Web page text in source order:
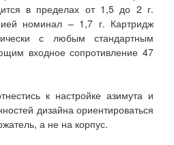
в пределах от 1,5 до 2 г.
номинал – 1,7 г. Картридж
с любым стандартным
входное сопротивление 47
к настройке азимута и
дизайна ориентироваться
а не на корпус.